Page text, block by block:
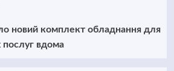
новий комплект обладнання для
вдома